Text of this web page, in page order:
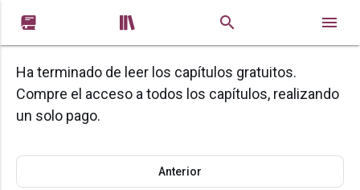
 
Ha terminado de leer los capítulos gratuitos.
Compre el acceso a todos los capítulos, realizando
un solo pago.
Anterior